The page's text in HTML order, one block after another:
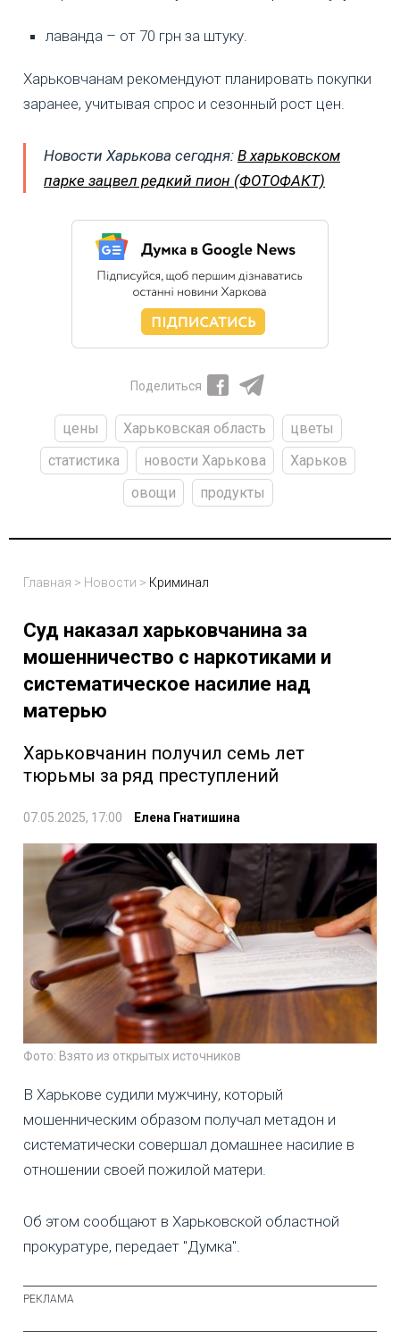
лаванда – от 70 грн за штуку.
Харьковчанам рекомендуют планировать покупки
заранее, учитывая спрос и сезонный рост цен.
Новости Харькова сегодня: В харьковском
парке зацвел редкий пион (ФОТОФАКТ)
Поделиться
цены Харьковская область
цветы
статистика
новости Харькова
Харьков
овощи
продукты
Главная > Новости > Криминал
Суд наказал харьковчанина за
мошенничество с наркотиками и
систематическое насилие над
матерью
Харьковчанин получил семь лет
тюрьмы за ряд преступлений
07.05.2025, 17:00 Елена Гнатишина
Фото: Взято из открытых источников
В Харькове судили мужчину, который
мошенническим образом получал метадон и
систематически совершал домашнее насилие в
отношении своей пожилой матери.
Об этом сообщают в Харьковской областной
прокуратуре, передает "Думка".